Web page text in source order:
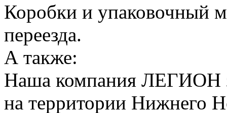
Коробки и упаковочный
переезда.
А также:
Наша компания ЛЕГИОН
на территории Нижнего